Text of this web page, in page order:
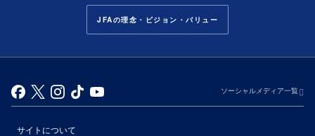
JFAの理念・ビジョン・バリュー
ソーシャルメディア一覧
サイトについて